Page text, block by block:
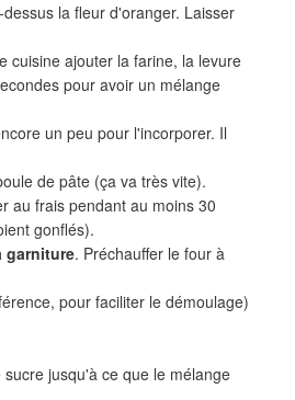
la fleur d'oranger. Laisser
cuisine ajouter la farine, la levure
pour avoir un mélange
un peu pour l'incorporer. Il
de pâte (ça va très vite).
au frais pendant au moins 30
gonflés).
garniture. Préchauffer le four à
pour faciliter le démoulage)
jusqu'à ce que le mélange